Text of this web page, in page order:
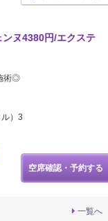
ヌ4380円/エクステ
術◎
）3
空席確認・予約する
一覧へ